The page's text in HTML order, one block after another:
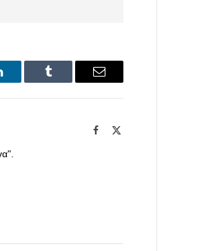
Tumblr Email
Facebook